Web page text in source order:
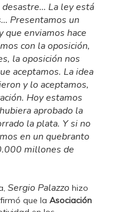
desastre… La ley está
Presentamos un
que enviamos hace
con la oposición,
la oposición nos
aceptamos. La idea
y lo aceptamos,
Hoy estamos
aprobado la
la plata. Y si no
en un quebranto
millones de
Sergio Palazzo hizo
que laAsociación